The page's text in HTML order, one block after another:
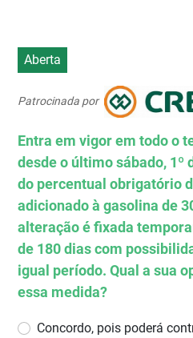
Aberta
Patrocinada por
Entra em vigor em todo o
desde o último sábado, 1º
do percentual obrigatório
adicionado à gasolina de
alteração é fixada
de 180 dias com
igual período. Qual a sua
essa medida?
Concordo, pois poderá